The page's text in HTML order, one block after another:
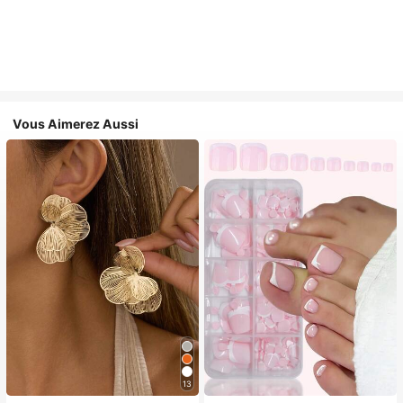
Vous Aimerez Aussi
13